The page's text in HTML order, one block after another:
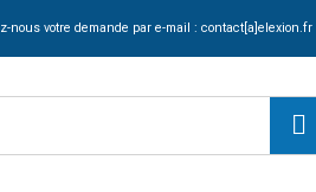
nous votre demande par e-mail : contact[a]elexion.fr